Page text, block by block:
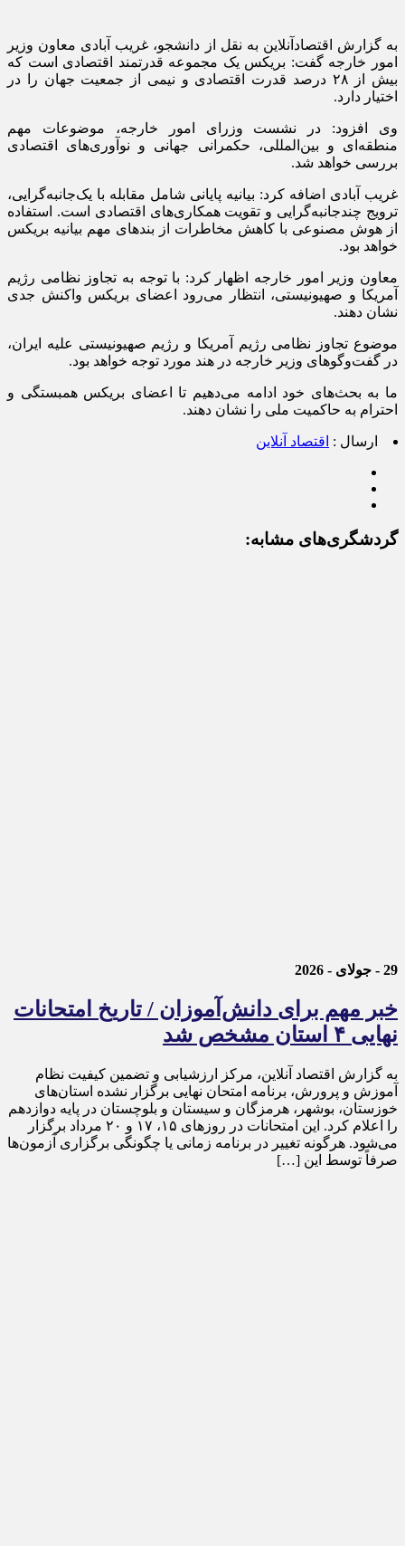
به گزارش اقتصادآنلاین به نقل از دانشجو، غریب آبادی معاون وزیر
امور خارجه گفت: بریکس یک مجموعه قدرتمند اقتصادی است که
بیش از ۲۸ درصد قدرت اقتصادی و نیمی از جمعیت جهان را در
اختیار دارد.
وی افزود: در نشست وزرای امور خارجه، موضوعات مهم
منطقه‌ای و بین‌المللی، حکمرانی جهانی و نوآوری‌های اقتصادی
بررسی خواهد شد.
غریب آبادی اضافه کرد: بیانیه پایانی شامل مقابله با یک‌جانبه‌گرایی،
ترویج چندجانبه‌گرایی و تقویت همکاری‌های اقتصادی است. استفاده
از هوش مصنوعی با کاهش مخاطرات از بند‌های مهم بیانیه بریکس
خواهد بود.
معاون وزیر امور خارجه اظهار کرد: با توجه به تجاوز نظامی رژیم
آمریکا و صهیونیستی، انتظار می‌رود اعضای بریکس واکنش جدی
نشان دهند.
موضوع تجاوز نظامی رژیم آمریکا و رژیم صهیونیستی علیه ایران،
در گفت‌و‌گو‌های وزیر خارجه در هند مورد توجه خواهد بود.
ما به بحث‌های خود ادامه می‌دهیم تا اعضای بریکس همبستگی و
احترام به حاکمیت ملی را نشان دهند.
ارسال : اقتصاد آنلاین
گردشگری‌های مشابه:
29 - جولای - 2026
خبر مهم برای دانش‌آموزان / تاریخ امتحانات
نهایی ۴ استان مشخص شد
به گزارش اقتصاد آنلاین، مرکز ارزشیابی و تضمین کیفیت نظام
آموزش و پرورش، برنامه امتحان نهایی برگزار نشده استان‌های
خوزستان، بوشهر، هرمزگان و سیستان و بلوچستان در پایه دوازدهم
را اعلام کرد. این امتحانات در روز‌های ۱۵، ۱۷ و ۲۰ مرداد برگزار
می‌شود. هرگونه تغییر در برنامه زمانی یا چگونگی برگزاری آزمون‌ها
صرفاً توسط این […]